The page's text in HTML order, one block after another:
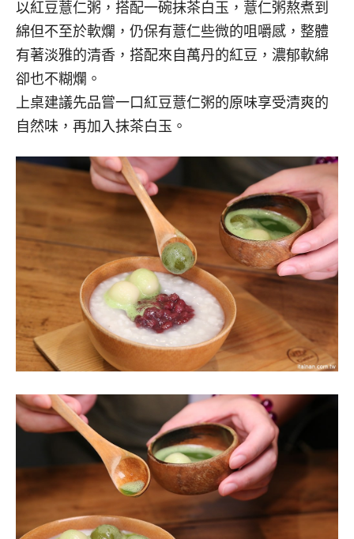
以紅豆薏仁粥，搭配一碗抹茶白玉，薏仁粥熬煮到
綿但不至於軟爛，仍保有薏仁些微的咀嚼感，整體
有著淡雅的清香，搭配來自萬丹的紅豆，濃郁軟綿
卻也不糊爛。
上桌建議先品嘗一口紅豆薏仁粥的原味享受清爽的
自然味，再加入抹茶白玉。